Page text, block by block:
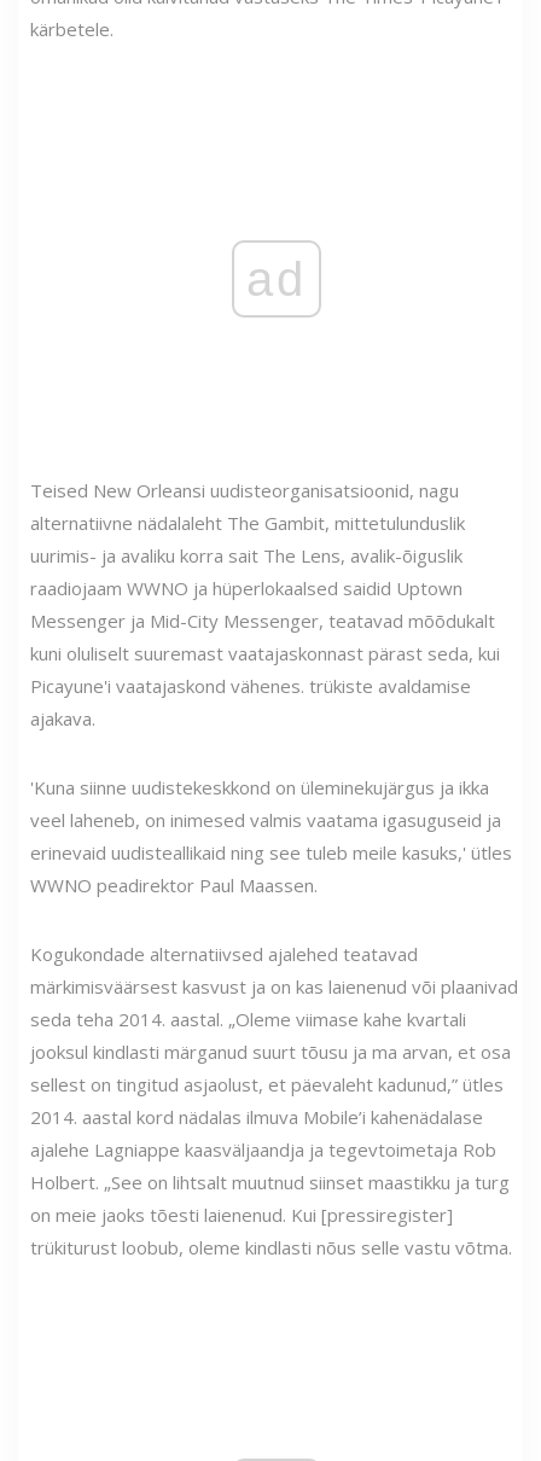
kärbetele.
ad
Teised New Orleansi uudisteorganisatsioonid, nagu
alternatiivne nädalaleht The Gambit, mittetulunduslik
uurimis- ja avaliku korra sait The Lens, avalik-õiguslik
raadiojaam WWNO ja hüperlokaalsed saidid Uptown
Messenger ja Mid-City Messenger, teatavad mõõdukalt
kuni oluliselt suuremast vaatajaskonnast pärast seda, kui
Picayune'i vaatajaskond vähenes. trükiste avaldamise
ajakava.
'Kuna siinne uudistekeskkond on üleminekujärgus ja ikka
veel laheneb, on inimesed valmis vaatama igasuguseid ja
erinevaid uudisteallikaid ning see tuleb meile kasuks,' ütles
WWNO peadirektor Paul Maassen.
Kogukondade alternatiivsed ajalehed teatavad
märkimisväärsest kasvust ja on kas laienenud või plaanivad
seda teha 2014. aastal. „Oleme viimase kahe kvartali
jooksul kindlasti märganud suurt tõusu ja ma arvan, et osa
sellest on tingitud asjaolust, et päevaleht kadunud,” ütles
2014. aastal kord nädalas ilmuva Mobile’i kahenädalase
ajalehe Lagniappe kaasväljaandja ja tegevtoimetaja Rob
Holbert. „See on lihtsalt muutnud siinset maastikku ja turg
on meie jaoks tõesti laienenud. Kui [pressiregister]
trükiturust loobub, oleme kindlasti nõus selle vastu võtma.